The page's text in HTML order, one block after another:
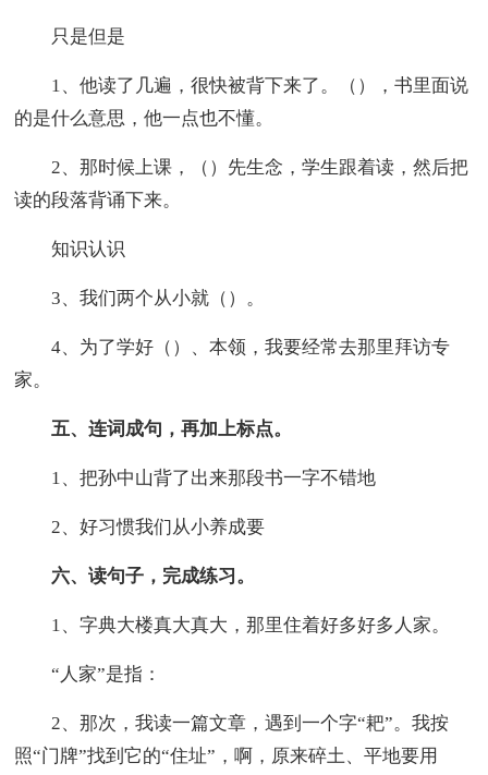
只是但是
1、他读了几遍，很快被背下来了。（），书里面说
的是什么意思，他一点也不懂。
2、那时候上课，（）先生念，学生跟着读，然后把
读的段落背诵下来。
知识认识
3、我们两个从小就（）。
4、为了学好（）、本领，我要经常去那里拜访专
家。
五、连词成句，再加上标点。
1、把孙中山背了出来那段书一字不错地
2、好习惯我们从小养成要
六、读句子，完成练习。
1、字典大楼真大真大，那里住着好多好多人家。
“人家”是指：
2、那次，我读一篇文章，遇到一个字“耙”。我按
照“门牌”找到它的“住址”，啊，原来碎土、平地要用